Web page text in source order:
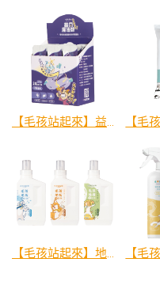
【毛孩站起來】益菌魔法師 去去軟便咒！ (犬貓通用)